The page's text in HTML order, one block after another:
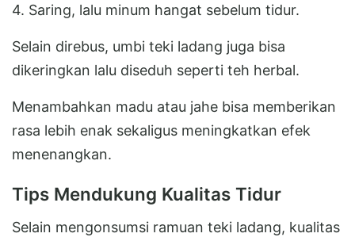
4. Saring, lalu minum hangat sebelum tidur.
Selain direbus, umbi teki ladang juga bisa
dikeringkan lalu diseduh seperti teh herbal.
Menambahkan madu atau jahe bisa memberikan
rasa lebih enak sekaligus meningkatkan efek
menenangkan.
Tips Mendukung Kualitas Tidur
Selain mengonsumsi ramuan teki ladang, kualitas